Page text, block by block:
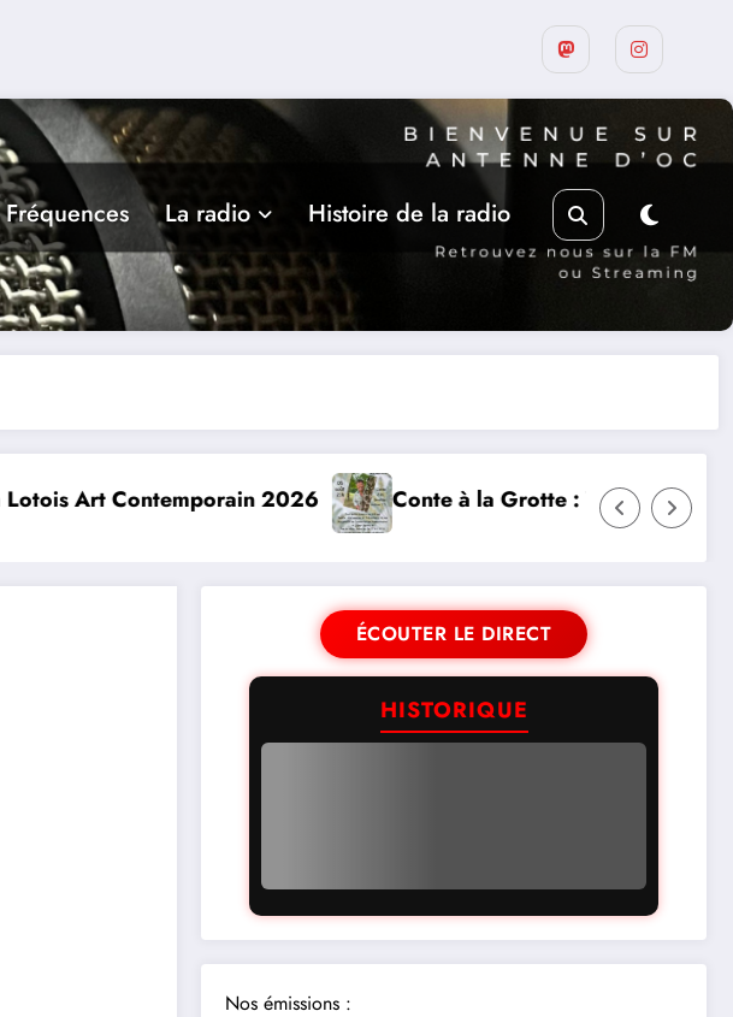
Fréquences La radio Histoire de la radio
Conte à la Grotte : Yannick Jaulin à Cajarc le 5 août Les
ÉCOUTER LE DIRECT
HISTORIQUE
Nos émissions :